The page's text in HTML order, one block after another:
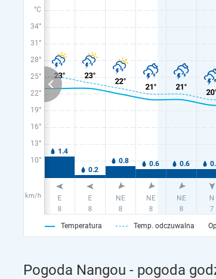
°C
34°
31°
28°
25°
22°
19°
16°
13°
10°
km/h
Temperatura Temp. odczuwalna
Pogoda Nangou - pogoda